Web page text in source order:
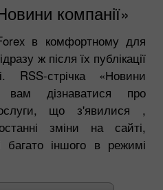
компанії»
в комфортному для
ж після їх публікації
RSS-стрічка «Новини
вам дізнаватися про
що з'явилися ,
зміни на сайті,
багато іншого в режимі